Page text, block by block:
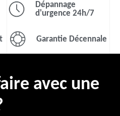
Dépannage
d'urgence 24h/7
Garantie Décennale
avec une